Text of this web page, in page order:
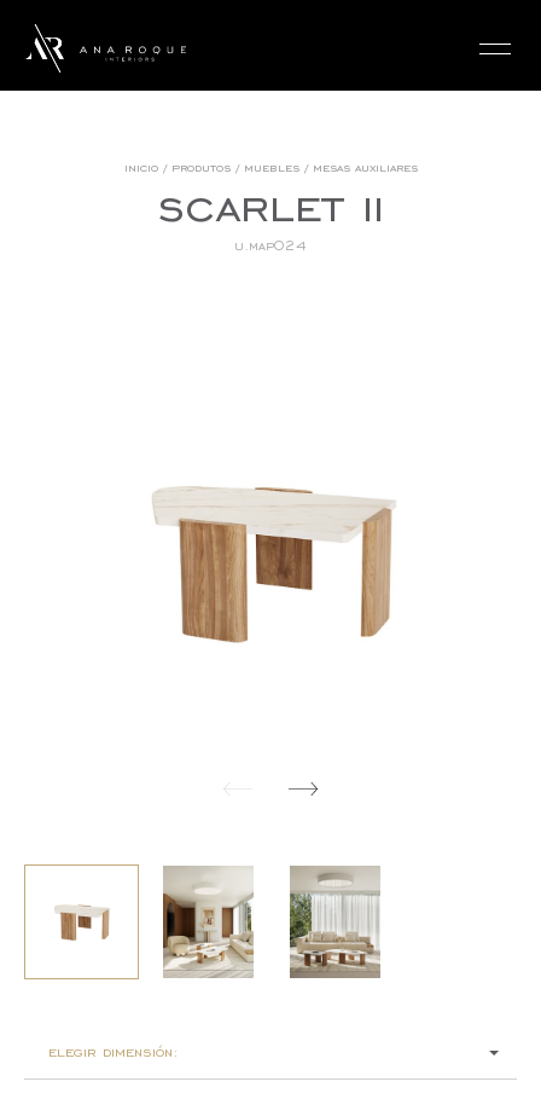
inicio/ produtos/ muebles/ mesas auxiliares
scarlet ii
u.map024
elegir dimensión: